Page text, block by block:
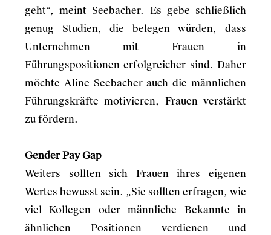
geht“, meint Seebacher. Es gebe schließlich
genug Studien, die belegen würden, dass
Unternehmen mit Frauen in
Führungspositionen erfolgreicher sind. Daher
möchte Aline Seebacher auch die männlichen
Führungskräfte motivieren, Frauen verstärkt
zu fördern.
Gender Pay Gap
Weiters sollten sich Frauen ihres eigenen
Wertes bewusst sein. „Sie sollten erfragen, wie
viel Kollegen oder männliche Bekannte in
ähnlichen Positionen verdienen und